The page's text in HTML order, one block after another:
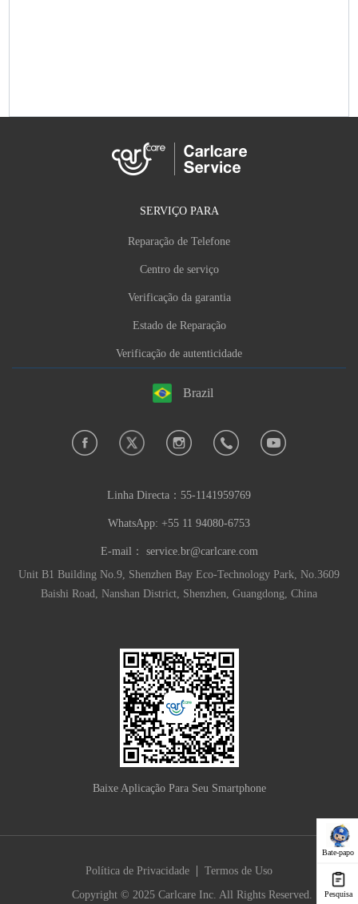
Bate-papo
Pesquisa
SERVIÇO PARA
Reparação de Telefone
Centro de serviço
Verificação da garantia
Estado de Reparação
Verificação de autenticidade
Brazil
Linha Directa： 55-1141959769
WhatsApp: +55 11 94080-6753
E-mail： service.br@carlcare.com
Unit B1 Building No.9, Shenzhen Bay Eco-Technology Park, No.3609
Baishi Road, Nanshan District, Shenzhen, Guangdong, China
Baixe Aplicação Para Seu Smartphone
Política de Privacidade | Termos de Uso
Copyright © 2025 Carlcare Inc. All Rights Reserved.